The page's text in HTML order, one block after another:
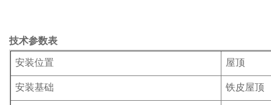
技术参数表
安装位置 屋顶
安装基础 铁皮屋顶